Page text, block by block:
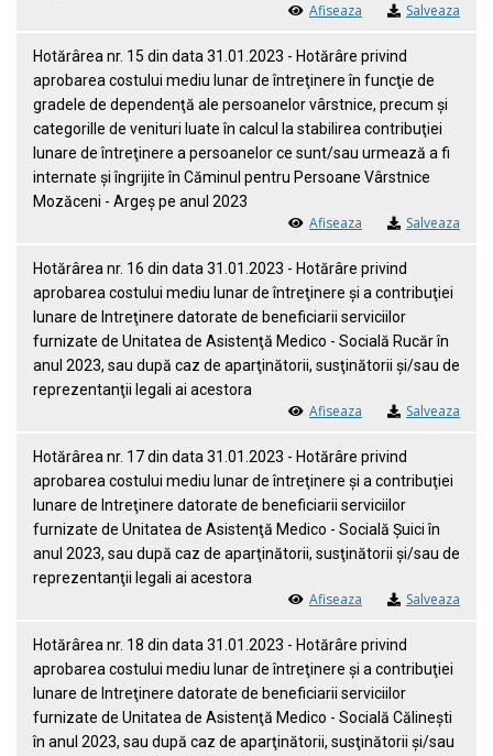
Afiseaza Salveaza
Hotărârea nr. 15 din data 31.01.2023 - Hotărâre privind
aprobarea costului mediu lunar de întreţinere în funcţie de
gradele de dependenţă ale persoanelor vârstnice, precum şi
categorille de venituri luate în calcul la stabilirea contribuţiei
lunare de întreţinere a persoanelor ce sunt/sau urmează a fi
internate şi îngrijite în Căminul pentru Persoane Vârstnice
Mozăceni - Argeş pe anul 2023
Afiseaza Salveaza
Hotărârea nr. 16 din data 31.01.2023 - Hotărâre privind
aprobarea costului mediu lunar de întreţinere şi a contribuţiei
lunare de Intreţinere datorate de beneficiarii serviciilor
furnizate de Unitatea de Asistenţă Medico - Socială Rucăr în
anul 2023, sau după caz de aparţinătorii, susţinătorii şi/sau de
reprezentanţii legali ai acestora
Afiseaza Salveaza
Hotărârea nr. 17 din data 31.01.2023 - Hotărâre privind
aprobarea costului mediu lunar de întreţinere şi a contribuţiei
lunare de Intreţinere datorate de beneficiarii serviciilor
furnizate de Unitatea de Asistenţă Medico - Socială Şuici în
anul 2023, sau după caz de aparţinătorii, susţinătorii şi/sau de
reprezentanţii legali ai acestora
Afiseaza Salveaza
Hotărârea nr. 18 din data 31.01.2023 - Hotărâre privind
aprobarea costului mediu lunar de întreţinere şi a contribuţiei
lunare de Intreţinere datorate de beneficiarii serviciilor
furnizate de Unitatea de Asistenţă Medico - Socială Călineşti
în anul 2023, sau după caz de aparţinătorii, susţinătorii şi/sau